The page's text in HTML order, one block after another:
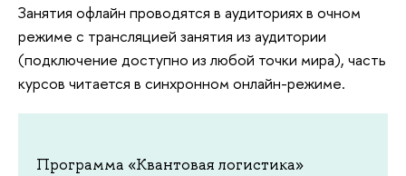
Занятия офлайн проводятся в аудиториях в очном
режиме c трансляцией занятия из аудитории
(подключение доступно из любой точки мира), часть
курсов читается в синхронном онлайн-режиме.
Программа «Квантовая логистика»